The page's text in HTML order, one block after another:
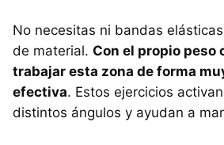
No necesitas ni bandas
de material. Con el propio peso
trabajar esta zona de forma
efectiva. Estos ejercicios
distintos ángulos y ayudan a